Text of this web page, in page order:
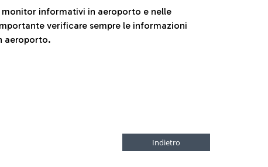
informativi in aeroporto e nelle
verificare sempre le informazioni
aeroporto.